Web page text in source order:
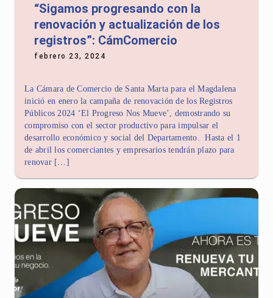
“Sigamos progresando con la
renovación y actualización de los
registros”: CámComercio
febrero 23, 2024
La Cámara de Comercio de Santa Marta para el Magdalena
inició en enero la campaña de renovación de los Registros
Públicos 2024 ‘El Progreso Nos Mueve’, demostrando su
compromiso con el sector productivo para impulsar el
desarrollo económico y social del Departamento. Hasta el 1
de abril los comerciantes y empresarios tendrán plazo para
renovar […]